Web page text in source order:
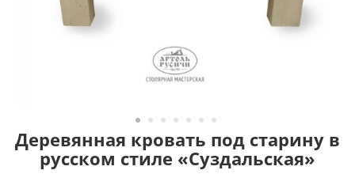
Деревянная кровать под старину в
русском стиле «Суздальская»